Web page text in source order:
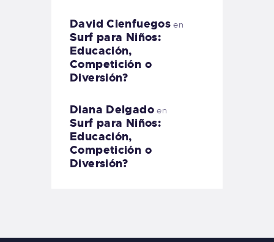
David Cienfuegos en
Surf para Niños:
Educación,
Competición o
Diversión?
Diana Delgadoen
Surf para Niños:
Educación,
Competición o
Diversión?